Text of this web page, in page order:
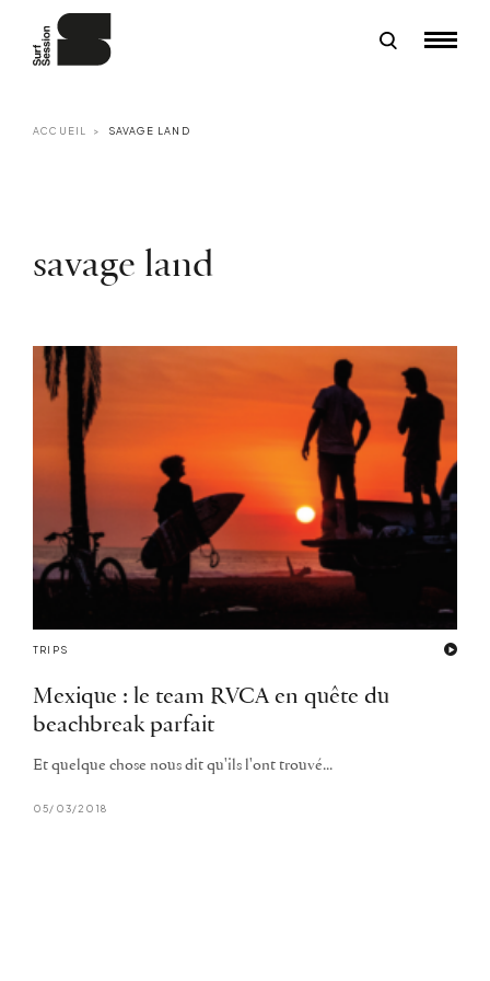
ACCUEIL SAVAGE LAND
savage land
TRIPS
Mexique : le team RVCA en quête du
beachbreak parfait
Et quelque chose nous dit qu'ils l'ont trouvé...
05/03/2018